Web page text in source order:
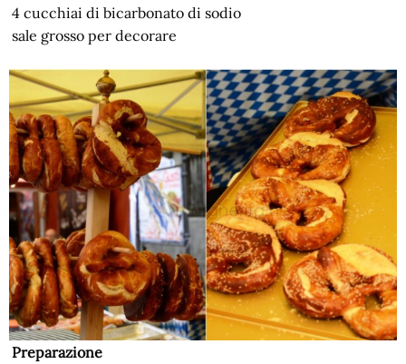
4 cucchiai di bicarbonato di sodio
sale grosso per decorare
Preparazione